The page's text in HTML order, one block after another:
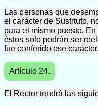
Las personas que
el carácter de Sustituto,
para el mismo puesto.
éstos solo podrán ser
fue conferido ese carácter.
Artículo 24.
El Rector tendrá las